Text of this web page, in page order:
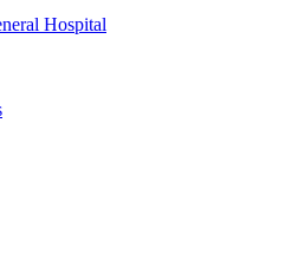
Hospital